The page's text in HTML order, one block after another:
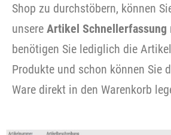
Shop zu durchstöbern, können
unsere Artikel Schnellerfassung
benötigen Sie lediglich die
Produkte und schon können Sie
Ware direkt in den Warenkorb